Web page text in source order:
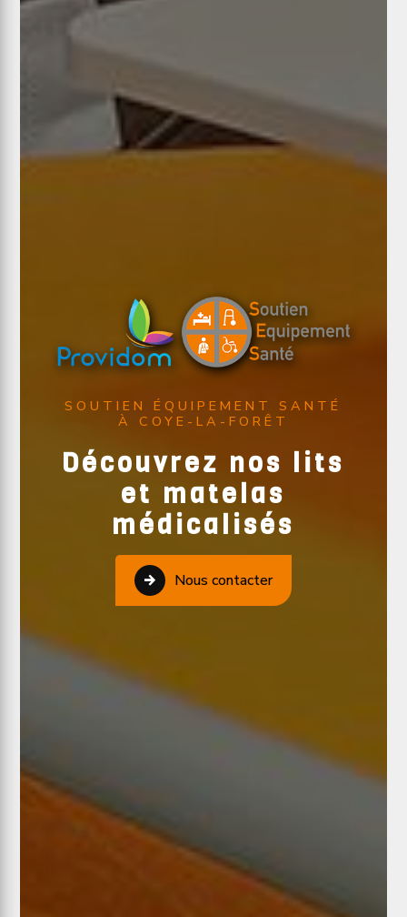
SOUTIEN ÉQUIPEMENT SANTÉ
À COYE-LA-FORÊT
Découvrez nos lits
et matelas
médicalisés
Nous contacter